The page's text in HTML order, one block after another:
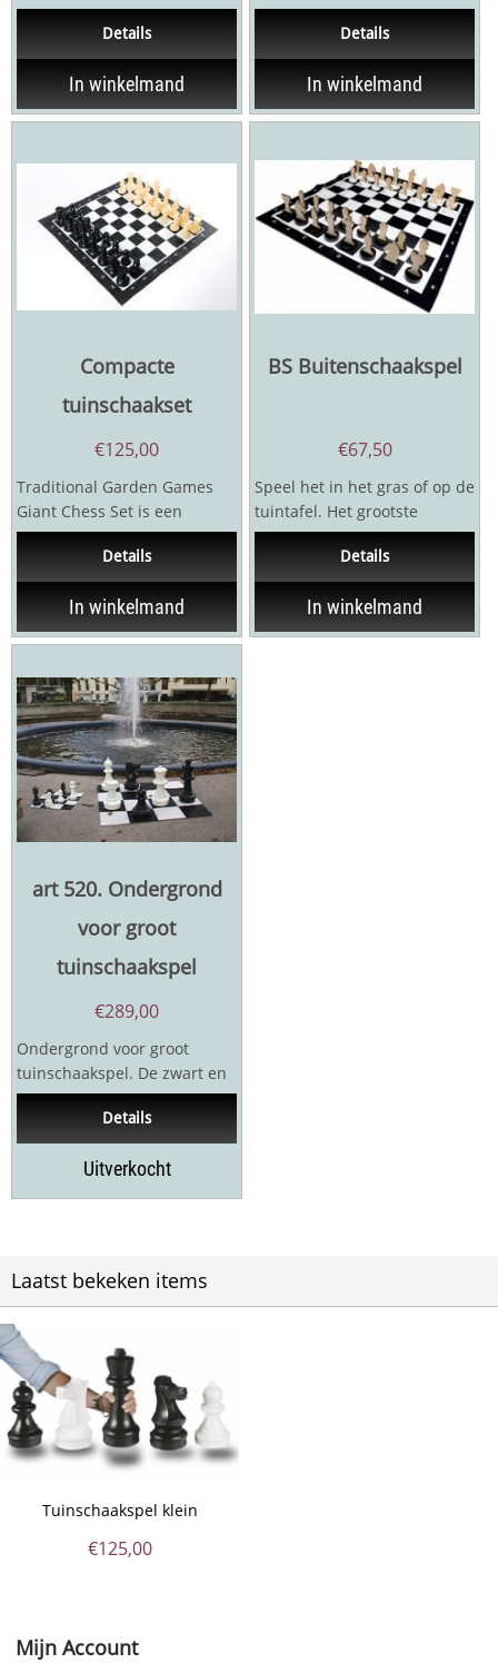
geklkt worden. Veldgrootte
Details
In winkelmand
(diameter 24 cm)Dame 58
cmLoper 56 cmPaard 48
cmToren 43...
Details
In winkelmand
Compacte
tuinschaakset
€125,00
Traditional Garden Games
Giant Chess Set is een
handige compacte kunststof
schaakset voor...
Details
In winkelmand
BS Buitenschaakspel
€67,50
Speel het in het gras of op de
tuintafel. Het grootste
schaakstuk is 25 cm hoog.
Vereist een gezond...
Details
In winkelmand
art 520. Ondergrond
voor groot
tuinschaakspel
€289,00
Ondergrond voor groot
tuinschaakspel. De zwart en
witte velden kunnen in en uit
elkaar geklikt...Details
Uitverkocht
Laatst bekeken items
Tuinschaakspel klein
€125,00
Mijn Account